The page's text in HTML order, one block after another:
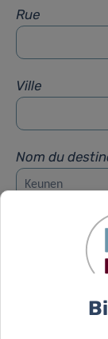
Rue
Ville
Nom du
Prénom du